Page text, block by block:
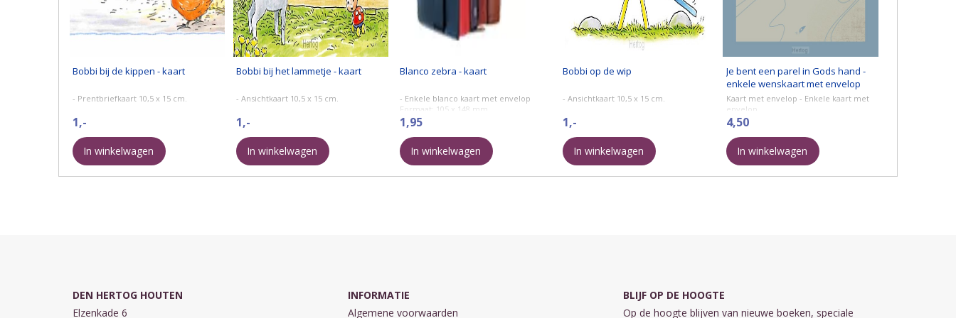
Bobbi bij de kippen - kaart
- Prentbriefkaart 10,5 x 15 cm.
1,-
In winkelwagen
Bobbi bij het lammetje - kaart
- Ansichtkaart 10,5 x 15 cm.
1,-
In winkelwagen
Blanco zebra - kaart
- Enkele blanco kaart met envelop
Formaat: 105 x 148 mm.
1,95
In winkelwagen
Bobbi op de wip
- Ansichtkaart 10,5 x 15 cm.
1,-
In winkelwagen
Je bent een parel in Gods hand -
enkele wenskaart met envelop
Kaart met envelop - Enkele kaart met
envelop.
Formaat: 148 x 210 mm.
Opdruk: Je bent een parel in Gods
hand
4,50
In winkelwagen
DEN HERTOG HOUTEN
Elzenkade 6
INFORMATIE
Algemene voorwaarden
BLIJF OP DE HOOGTE
Op de hoogte blijven van nieuwe boeken, speciale